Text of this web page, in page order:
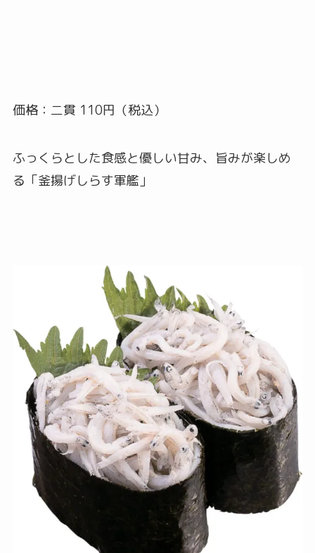
価格：二貫 110円（税込）
ふっくらとした食感と優しい甘み、旨みが楽しめ
る「釜揚げしらす軍艦」